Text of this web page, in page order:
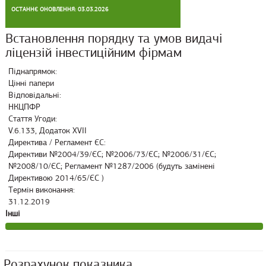
ОСТАННЄ ОНОВЛЕННЯ: 03.03.2026
Встановлення порядку та умов видачі
ліцензій інвестиційним фірмам
Піднапрямок:
Цінні папери
Відповідальні:
НКЦПФР
Стаття Угоди:
V.6.133, Додаток XVII
Директива / Регламент ЄС:
Директиви №2004/39/ЄС; №2006/73/ЄС; №2006/31/ЄС;
№2008/10/ЄС; Регламент №1287/2006 (будуть замінені
Директивою 2014/65/ЄС )
Термін виконання:
31.12.2019
Інші